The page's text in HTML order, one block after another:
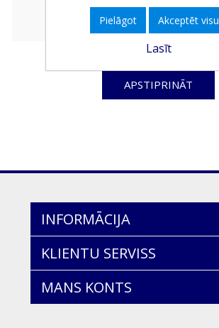
APSTIPRINĀT
INFORMĀCIJA
KLIENTU SERVISS
MANS KONTS
Pielāgot Akceptēt visu
Lasīt